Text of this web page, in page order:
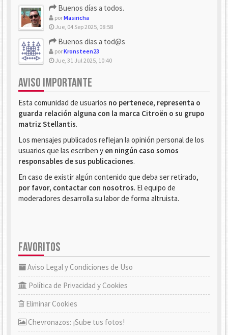
Buenos días a todos.
porMasiricha
Jue, 04 Sep 2025, 08:58
Buenos dias a tod@s
porKronsteen23
Jue, 31 Jul 2025, 10:40
AVISO IMPORTANTE
Esta comunidad de usuarios no pertenece, representa o
guarda relación alguna con la marca Citroën o su grupo
matriz Stellantis.
Los mensajes publicados reflejan la opinión personal de los
usuarios que las escriben y en ningún caso somos
responsables de sus publicaciones.
En caso de existir algún contenido que deba ser retirado,
por favor, contactar con nosotros. El equipo de
moderadores desarrolla su labor de forma altruista.
FAVORITOS
Aviso Legal y Condiciones de Uso
Política de Privacidad y Cookies
Eliminar Cookies
Chevronazos: ¡Sube tus fotos!